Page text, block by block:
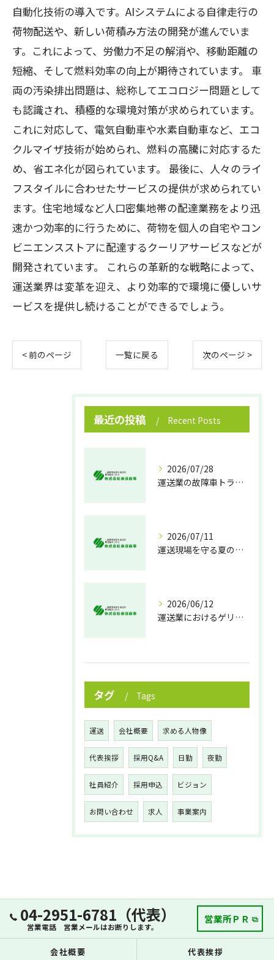
自動化技術の導入です。AIシステムによる自律走行の
荷物配送や、新しい荷積み方法の開発が進んでいま
す。これによって、労働力不足の解消や、移動距離の
短縮、そして燃料効率の向上が期待されています。 車
両の汚染排出問題は、総称してエコロジー問題として
も認識され、積極的な環境対策が求められています。
これに対応して、電気自動車や水素自動車など、エコ
クルマイザ技術が始められ、燃料の高騰に対応するた
め、省エネ化が図られています。 最後に、人々のライ
フスタイルに合わせたサービスの提供が求められてい
ます。住宅地域など人口密集地帯の配達業務をより迅
速かつ効率的に行うために、荷物を個人の自宅やコン
ビニエンスストアに配達するクーリアサービスなどが
開発されています。 これらの革新的な戦略によって、
運送業界は変革を迎え、より効率的で環境に優しいサ
ービスを提供し続けることができるでしょう。
< 前のページ 一覧に戻る 次のページ >
最近の投稿 Recent Posts
2026/07/28
運送業の故障車トラブル即時対処法
2026/07/11
運送現場を守る夏の熱中症対策
2026/06/12
運送業におけるゲリラ豪雨対策の実践法
タグ Tags
運送 会社概要 求める人物像
代表挨拶 採用Q&A 日勤 夜勤
社員紹介 採用申込 ビジョン
お問い合わせ 求人 事業案内
04-2951-6781（代表）
営業電話 営業メールはお断りします。
営業所ＰＲ
会社概要 代表挨拶